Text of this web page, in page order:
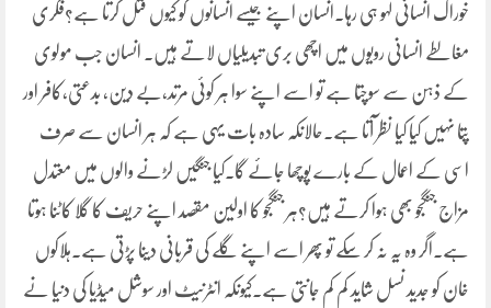
خوراک انسانی لہو ہی رہا۔انسان اپنے جیسے انسانوں کو کیوں قتل کرتا ہے؟فکری
مغالطے انسانی رویوں میں اچھی بری تبدیلیاں لاتے ہیں۔ انسان جب مولوی
کے ذہن سے سوچتا ہے تو اسے اپنے سوا ہر کوئی مرتد،بے دین، بدعتی،کافر اور
پتا نہیں کیا کیا نظر آتا ہے۔حالانکہ سادہ بات یہی ہے کہ ہر انسان سے صرف
اسی کے اعمال کے بارے پوچھا جائے گا۔کیا جنگیں لڑنے والوں میں معتدل
مزاج جنگجو بھی ہوا کرتے ہیں؟ہر جنگجو کا اولین مقصد اپنے حریف کا گلا کاٹنا ہوتا
ہے۔اگر وہ یہ نہ کر سکے تو پھر اسے اپنے گلے کی قربانی دینا پڑتی ہے۔ہلاکوں
خان کو جدید نسل شاید کم کم جانتی ہے۔کیونکہ انٹرنیٹ اور سوشل میڈیا کی دنیا نے